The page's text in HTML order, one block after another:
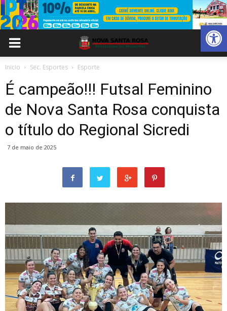
Abrir
Inicio Sec. Esportes Esporte
É campeão!!! Futsal Feminino
de Nova Santa Rosa conquista
o título do Regional Sicredi
7 de maio de 2025